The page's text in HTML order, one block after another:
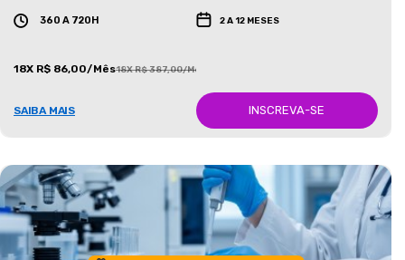
360 A 720H 2 A 12 MESES
18X R$ 86,00/Mês18X R$ 387,00/Mês
SAIBA MAIS INSCREVA-SE